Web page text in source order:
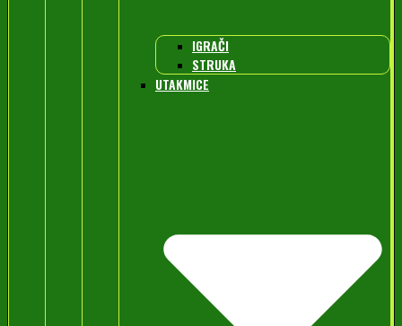
IGRAČI
STRUKA
UTAKMICE